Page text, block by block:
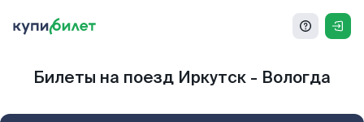
Билеты на поезд Иркутск - Вологда